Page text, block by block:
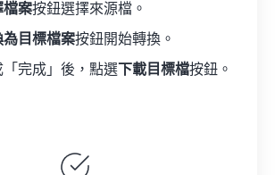
檔案按鈕選擇來源檔。
為目標檔案按鈕開始轉換。
完成」後，點選 下載目標檔按鈕。